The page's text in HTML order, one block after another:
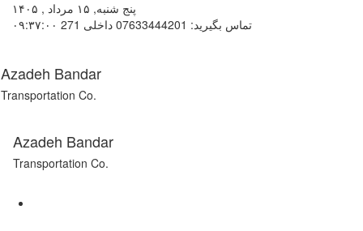
پنج شنبه, ۱۵ مرداد , ۱۴۰۵
۰۹:۳۷:۰۰
تماس بگیرید: 07633444201 داخلی 271
Azadeh Bandar
Transportation Co.
Azadeh Bandar
Transportation Co.